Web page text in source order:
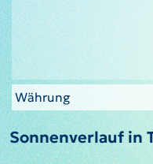
Währung
Sonnenverlauf in